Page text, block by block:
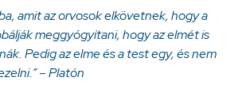
amit az orvosok elkövetnek, hogy a
meggyógyítani, hogy az elmét is
Pedig az elme és a test egy, és nem
– Platón